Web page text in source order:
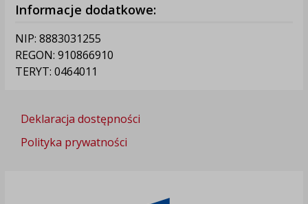
Informacje dodatkowe:
NIP: 8883031255
REGON: 910866910
TERYT: 0464011
Deklaracja dostępności
Polityka prywatności